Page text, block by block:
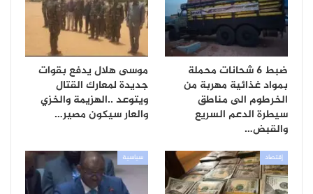
ضبط 6 شحانات محملة
بمواد غذائية مهربة من
الخرطوم الى مناطق
سيطرة الدعم السريع
والقبض…
موسى هلال يدفع بقوات
جديدة لمعارك القتال
ويتوعد ..الهزيمة والخزي
والعار سيكون مصير…
إقتصاد سياسية